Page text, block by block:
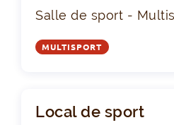
Salle de sport -
MULTISPORT
Local de sport